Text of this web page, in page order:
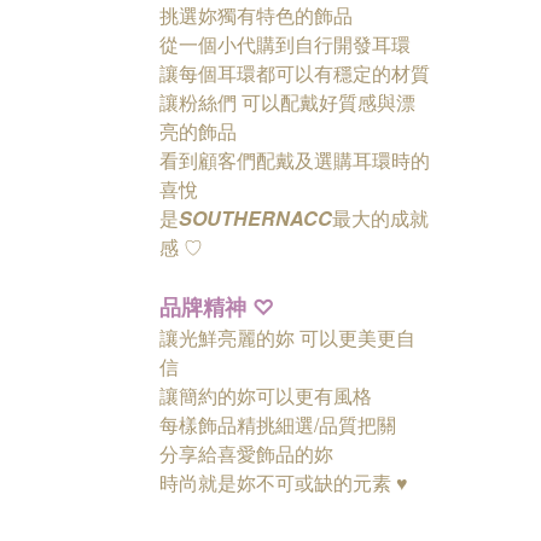
挑選妳獨有特色的飾品
從一個小代購到自行開發耳環
讓每個耳環都可以有穩定的材質
讓粉絲們 可以配戴好質感與漂
亮的飾品
看到顧客們配戴及選購耳環時的
喜悅
是SOUTHERNACC最大的成就
感 ♡
品牌精神 ♡
讓光鮮亮麗的妳 可以更美更自
信
讓簡約的妳可以更有風格
每樣飾品精挑細選/品質把關
分享給喜愛飾品的妳
時尚就是妳不可或缺的元素 ♥